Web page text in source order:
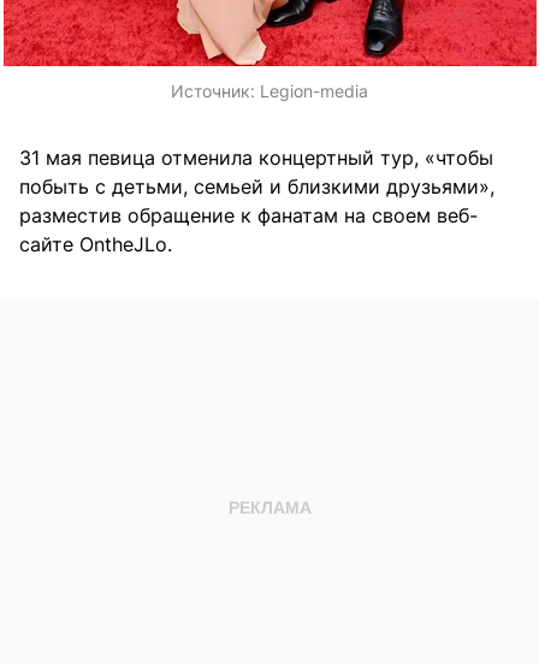
Источник: Legion-media
31 мая певица отменила концертный тур, «чтобы
побыть с детьми, семьей и близкими друзьями»,
разместив обращение к фанатам на своем веб-
сайте OntheJLo.